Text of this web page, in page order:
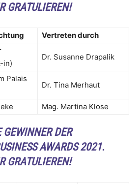
GRATULIEREN!
Vertreten durch
in)
Dr. Susanne Drapalik
Palais
Dr. Tina Merhaut
Mag. Martina Klose
GEWINNER DER
AWARDS 2021.
GRATULIEREN!